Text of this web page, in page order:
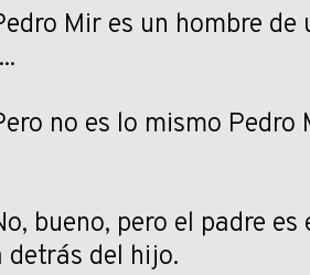
Mir es un hombre
no es lo mismo Pedro
bueno, pero el padre
detrás del hijo.